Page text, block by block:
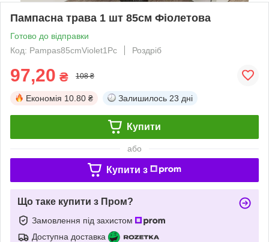
Пампасна трава 1 шт 85см Фіолетова
Готово до відправки
Код: Pampas85cmViolet1Pc
Роздріб
97,20 ₴ 108 ₴
Економія 10.80 ₴ Залишилось 23 дні
Купити
або
Купити з
Що таке купити з Пром?
Замовлення під захистом
Доступна доставка